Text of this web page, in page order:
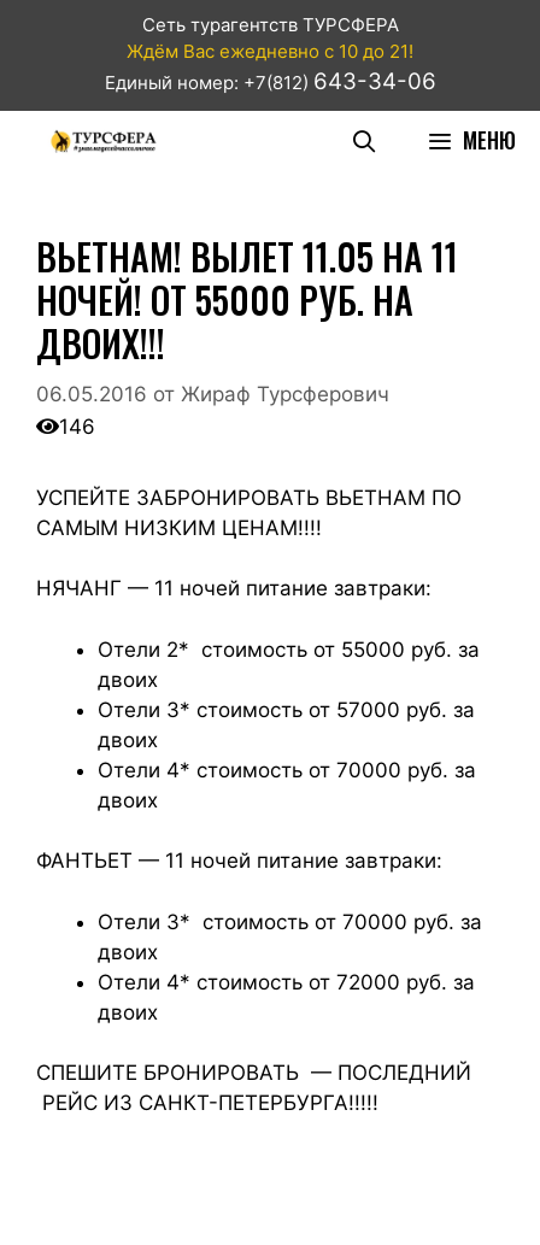
Сеть турагентств ТУРСФЕРА
Ждём Вас ежедневно с 10 до 21!
Единый номер: +7(812) 643-34-06
МЕНЮ
ВЬЕТНАМ! ВЫЛЕТ 11.05 НА 11
НОЧЕЙ! ОТ 55000 РУБ. НА
ДВОИХ!!!
06.05.2016 от Жираф Турсферович
146
УСПЕЙТЕ ЗАБРОНИРОВАТЬ ВЬЕТНАМ ПО
САМЫМ НИЗКИМ ЦЕНАМ!!!!
НЯЧАНГ — 11 ночей питание завтраки:
Отели 2* стоимость от 55000 руб. за
двоих
Отели 3* стоимость от 57000 руб. за
двоих
Отели 4* стоимость от 70000 руб. за
двоих
ФАНТЬЕТ — 11 ночей питание завтраки:
Отели 3* стоимость от 70000 руб. за
двоих
Отели 4* стоимость от 72000 руб. за
двоих
СПЕШИТЕ БРОНИРОВАТЬ — ПОСЛЕДНИЙ
РЕЙС ИЗ САНКТ-ПЕТЕРБУРГА!!!!!